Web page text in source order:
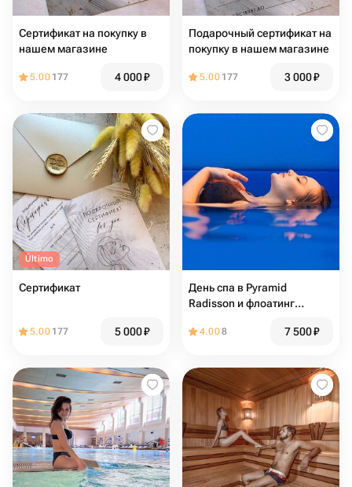
Сертификат на покупку в
нашем магазине
5.00 177 4 000₽
Подарочный сертификат на
покупку в нашем магазине
5.00 177 3 000₽
Último
Сертификат
5.00 177 5 000₽
День спа в Pyramid
Radisson и флоатинг
4.008 7 500₽